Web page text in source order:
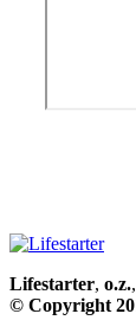
Lifestarter, o.z.
© Copyright